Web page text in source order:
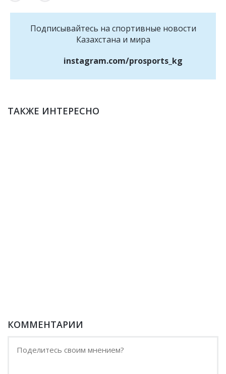
Подписывайтесь на cпортивные новости
Казахстана и мира
instagram.com/prosports_kg
ТАКЖЕ ИНТЕРЕСНО
КОММЕНТАРИИ